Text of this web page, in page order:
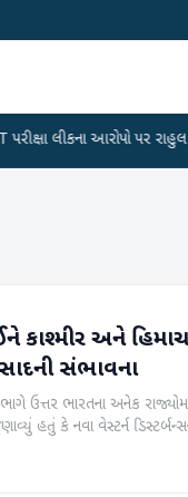
આરોપો પર રાહુલ ગાંધીએ
કાશ્મીર અને
સંભાવના
ઉત્તર ભારતના અનેક
હતું કે નવા વેસ્ટર્ન
ના રોજ પશ્ચિમ હિમાલય